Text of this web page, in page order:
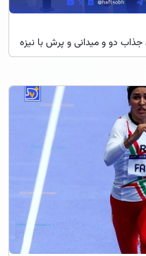
جذاب دو و میدانی و پرش با نیزه